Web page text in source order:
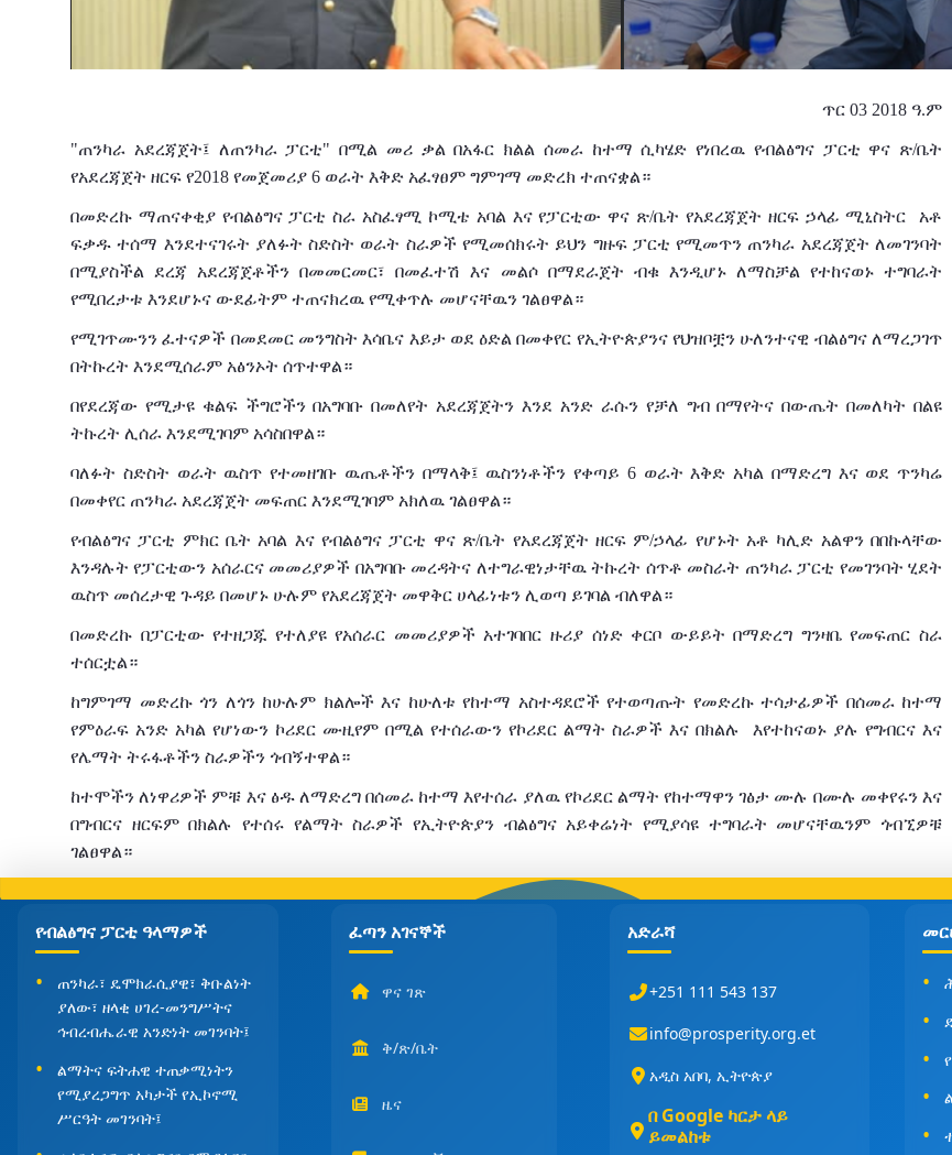
ጥር 03 2018 ዓ.ም
"ጠንካራ አደረጃጀት፤ ለጠንካራ ፓርቲ" በሚል መሪ ቃል በአፋር ክልል ሰመራ ከተማ ሲካሄድ የነበረዉ የብልፅግና ፓርቲ ዋና ጽ/ቤት
የአደረጃጀት ዘርፍ የ2018 የመጀመሪያ 6 ወራት እቅድ አፈፃፀም ግምገማ መድረክ ተጠናቋል።
በመድረኩ ማጠናቀቂያ የብልፅግና ፓርቲ ስራ አስፈፃሚ ኮሚቴ አባል እና የፓርቲው ዋና ጽ/ቤት የአደረጃጀት ዘርፍ ኃላፊ ሚኒስትር አቶ
ፍቃዱ ተሰማ እንደተናገሩት ያለፉት ስድስት ወራት ስራዎች የሚመሰክሩት ይህን ግዙፍ ፓርቲ የሚመጥን ጠንካራ አደረጃጀት ለመገንባት
በሚያስችል ደረጃ አደረጃጀቶችን በመመርመር፣ በመፈተሽ እና መልሶ በማደራጀት ብቁ እንዲሆኑ ለማስቻል የተከናወኑ ተግባራት
የሚበረታቱ እንደሆኑና ውደፊትም ተጠናክረዉ የሚቀጥሉ መሆናቸዉን ገልፀዋል።
የሚገጥሙንን ፈተናዎች በመደመር መንግስት እሳቤና እይታ ወደ ዕድል በመቀየር የኢትዮጵያንና የህዝቦቿን ሁለንተናዊ ብልፅግና ለማረጋገጥ
በትኩረት እንደሚሰራም አፅንኦት ሰጥተዋል።
በየደረጃው የሚታዩ ቁልፍ ችግሮችን በአግባቡ በመለየት አደረጃጀትን እንደ አንድ ራሱን የቻለ ግብ በማየትና በውጤት በመለካት በልዩ
ትኩረት ሊሰራ እንደሚገባም አሳስበዋል።
ባለፉት ስድስት ወራት ዉስጥ የተመዘገቡ ዉጤቶችን በማላቅ፤ ዉስንነቶችን የቀጣይ 6 ወራት እቅድ አካል በማድረግ እና ወደ ጥንካሬ
በመቀየር ጠንካራ አደረጃጀት መፍጠር እንደሚገባም አክለዉ ገልፀዋል።
የብልፅግና ፓርቲ ምክር ቤት አባል እና የብልፅግና ፓርቲ ዋና ጽ/ቤት የአደረጃጀት ዘርፍ ም/ኃላፊ የሆኑት አቶ ካሊድ አልዋን በበኩላቸው
እንዳሉት የፓርቲውን አሰራርና መመሪያዎች በአግባቡ መረዳትና ለተግራዊነታቸዉ ትኩረት ሰጥቶ መስራት ጠንካራ ፓርቲ የመገንባት ሂደት
ዉስጥ መሰረታዊ ጉዳይ በመሆኑ ሁሉም የአደረጃጀት መዋቅር ሀላፊነቱን ሊወጣ ይገባል ብለዋል።
በመድረኩ በፓርቲው የተዘጋጁ የተለያዩ የአሰራር መመሪያዎች አተገባበር ዙሪያ ሰነድ ቀርቦ ውይይት በማድረግ ግንዛቤ የመፍጠር ስራ
ተሰርቷል።
ከግምገማ መድረኩ ጎን ለጎን ከሁሉም ክልሎች እና ከሁለቱ የከተማ አስተዳደሮች የተወጣጡት የመድረኩ ተሳታፊዎች በሰመራ ከተማ
የምዕራፍ አንድ አካል የሆነውን ኮሪደር ሙዚየም በሚል የተሰራውን የኮሪደር ልማት ስራዎች እና በክልሉ እየተከናወኑ ያሉ የግብርና እና
የሌማት ትሩፋቶችን ስራዎችን ጎብኝተዋል።
ከተሞችን ለነዋሪዎች ምቹ እና ፅዱ ለማድረግ በሰመራ ከተማ እየተሰራ ያለዉ የኮሪደር ልማት የከተማዋን ገፅታ ሙሉ በሙሉ መቀየሩን እና
በግብርና ዘርፍም በክልሉ የተሰሩ የልማት ስራዎች የኢትዮጵያን ብልፅግና አይቀሬነት የሚያሳዩ ተግባራት መሆናቸዉንም ጎብኚዎቹ
ገልፀዋል።
የብልፅግና ፓርቲ ዓላማዎች
ጠንካራ፣ ዴሞክራሲያዊ፣ ቅቡልነት
ያለው፣ ዘላቂ ሀገረ-መንግሥትና
ኅብረብሔራዊ አንድነት መገንባት፤
ልማትና ፍትሐዊ ተጠቃሚነትን
የሚያረጋግጥ አካታች የኢኮኖሚ
ሥርዓት መገንባት፤
ፈጣን አገናኞች
ዋና ገጽ
ቅ/ጽ/ቤት
ዜና
አድራሻ
+251 111 543 137
info@prosperity.org.et
አዲስ አበባ, ኢትዮጵያ
በ Google ካርታ ላይ
ይመልከቱ